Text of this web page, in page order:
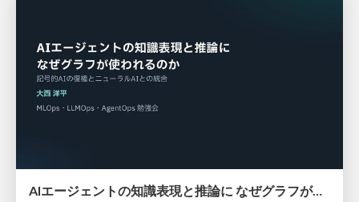
AIエージェントの知識表現と推論に なぜグラフが使われるのか - 記号的AIの復権とニューラルAIとの統合